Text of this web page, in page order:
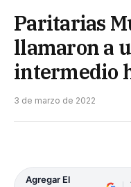
Paritarias
llamaron a
intermedio
3 de marzo de 2022
Agregar El